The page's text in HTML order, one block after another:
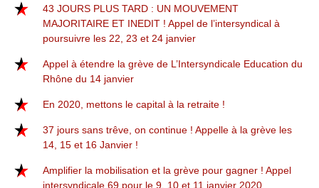
43 JOURS PLUS TARD : UN MOUVEMENT
MAJORITAIRE ET INEDIT ! Appel de l’intersyndical à
poursuivre les 22, 23 et 24 janvier
Appel à étendre la grève de L’Intersyndicale Education du
Rhône du 14 janvier
En 2020, mettons le capital à la retraite !
37 jours sans trêve, on continue ! Appelle à la grève les
14, 15 et 16 Janvier !
Amplifier la mobilisation et la grève pour gagner ! Appel
intersyndicale 69 pour le 9, 10 et 11 janvier 2020